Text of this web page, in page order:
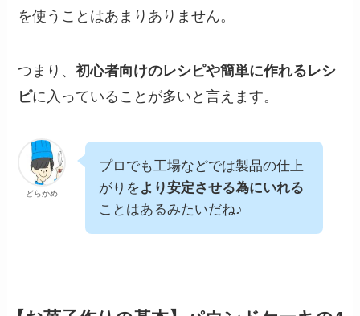
を使うことはあまりありません。
つまり、初心者向けのレシピや簡単に作れるレシ
ピに入っていることが多いと言えます。
どらかめ
プロでも工場などでは製品の仕上
がりをより安定させる為にいれる
ことはあるみたいだね♪